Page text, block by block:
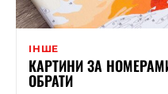
ІНШЕ
КАРТИНИ ЗА
ОБРАТИ